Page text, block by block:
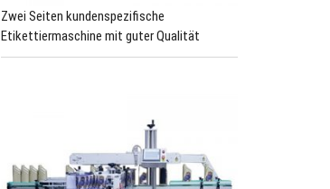
Zwei Seiten kundenspezifische
Etikettiermaschine mit guter Qualität